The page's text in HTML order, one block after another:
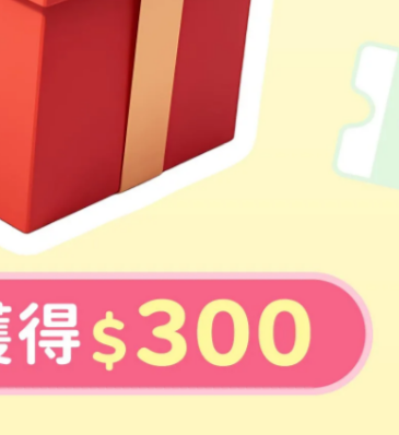
係的重要性。建立良好的人際關係對於學齡前
美國心理學會的研究表明， 有朋友和知己的人
有小女孩想要幫助他。這是因為小女孩有同理
情緒、同理他人的認知、同理他人的需求，並且
友，大家理所當然會被嚇跑。他想釋出善意，
打招呼，只要正確地釋出善意，就更容易適應
直到獅子國王遇見小女孩，因為有小女孩的接